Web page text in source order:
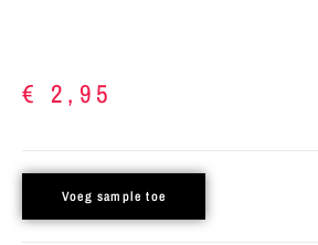
€ 2,95
Voeg sample toe